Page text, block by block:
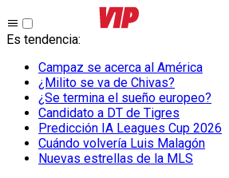
Es tendencia:
Campaz se acerca al América
¿Milito se va de Chivas?
¿Se termina el sueño europeo?
Candidato a DT de Tigres
Predicción IA Leagues Cup 2026
Cuándo volvería Luis Malagón
Nuevas estrellas de la MLS